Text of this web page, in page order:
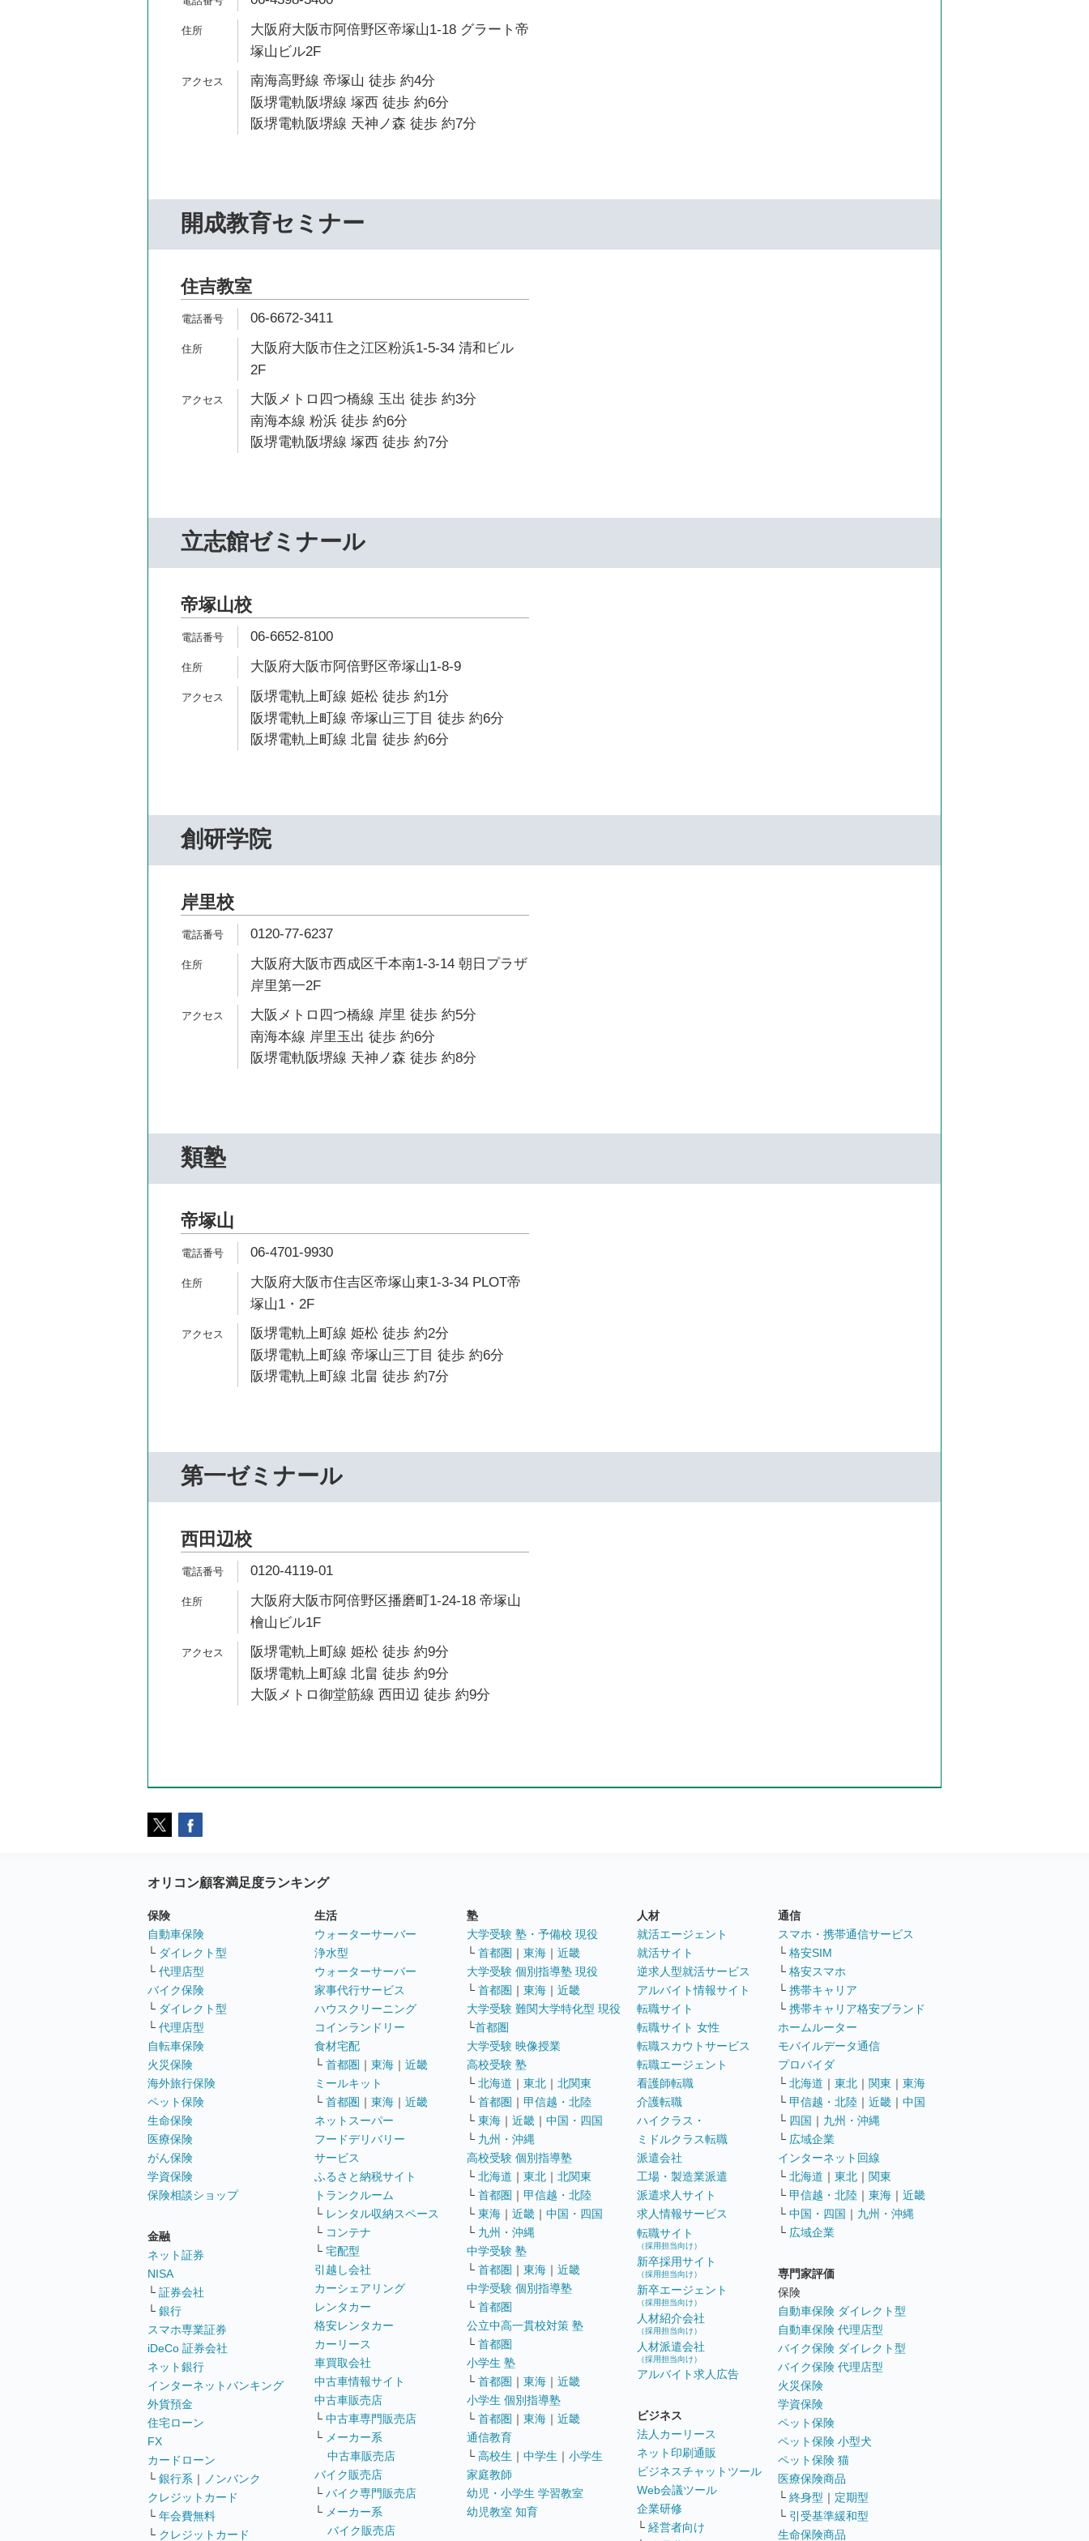
大阪府大阪市阿倍野区帝塚山1-18 グラート帝
塚山ビル2F
南海高野線 帝塚山 徒歩 約4分
阪堺電軌阪堺線 塚西 徒歩 約6分
阪堺電軌阪堺線 天神ノ森 徒歩 約7分
開成教育セミナー
住吉教室
06-6672-3411
大阪府大阪市住之江区粉浜1-5-34 清和ビル
2F
大阪メトロ四つ橋線 玉出 徒歩 約3分
南海本線 粉浜 徒歩 約6分
阪堺電軌阪堺線 塚西 徒歩 約7分
立志館ゼミナール
帝塚山校
06-6652-8100
大阪府大阪市阿倍野区帝塚山1-8-9
阪堺電軌上町線 姫松 徒歩 約1分
阪堺電軌上町線 帝塚山三丁目 徒歩 約6分
阪堺電軌上町線 北畠 徒歩 約6分
創研学院
岸里校
0120-77-6237
大阪府大阪市西成区千本南1-3-14 朝日プラザ
岸里第一2F
大阪メトロ四つ橋線 岸里 徒歩 約5分
南海本線 岸里玉出 徒歩 約6分
阪堺電軌阪堺線 天神ノ森 徒歩 約8分
類塾
帝塚山
06-4701-9930
大阪府大阪市住吉区帝塚山東1-3-34 PLOT帝
塚山1・2F
阪堺電軌上町線 姫松 徒歩 約2分
阪堺電軌上町線 帝塚山三丁目 徒歩 約6分
阪堺電軌上町線 北畠 徒歩 約7分
第一ゼミナール
西田辺校
0120-4119-01
大阪府大阪市阿倍野区播磨町1-24-18 帝塚山
檜山ビル1F
阪堺電軌上町線 姫松 徒歩 約9分
阪堺電軌上町線 北畠 徒歩 約9分
大阪メトロ御堂筋線 西田辺 徒歩 約9分
オリコン顧客満足度ランキング
保険
自動車保険
└ ダイレクト型
└ 代理店型
バイク保険
└ ダイレクト型
└ 代理店型
自転車保険
火災保険
海外旅行保険
ペット保険
生命保険
医療保険
がん保険
学資保険
保険相談ショップ
金融
ネット証券
NISA
└ 証券会社
└ 銀行
スマホ専業証券
iDeCo 証券会社
ネット銀行
インターネットバンキング
外貨預金
住宅ローン
FX
カードローン
└ 銀行系 ｜
ノンバンク
クレジットカード
└ 年会費無料
└ クレジットカード
生活
ウォーターサーバー
浄水型
ウォーターサーバー
家事代行サービス
ハウスクリーニング
コインランドリー
食材宅配
└ 首都圏 ｜ 東海 ｜ 近畿
ミールキット
└ 首都圏 ｜ 東海 ｜ 近畿
ネットスーパー
フードデリバリー
サービス
ふるさと納税サイト
トランクルーム
└ レンタル収納スペース
└ コンテナ
└ 宅配型
引越し会社
カーシェアリング
レンタカー
格安レンタカー
カーリース
車買取会社
中古車情報サイト
中古車販売店
└ 中古車専門販売店
└ メーカー系
中古車販売店
バイク販売店
└ バイク専門販売店
└ メーカー系
バイク販売店
塾
大学受験 塾・予備校 現役
└ 首都圏 ｜ 東海 ｜ 近畿
大学受験 個別指導塾 現役
└ 首都圏 ｜ 東海 ｜ 近畿
大学受験 難関大学特化型 現役
└首都圏
大学受験 映像授業
高校受験 塾
└ 北海道 ｜ 東北 ｜ 北関東
└ 首都圏 ｜ 甲信越・北陸
└ 東海 ｜ 近畿 ｜ 中国・四国
└ 九州・沖縄
高校受験 個別指導塾
└ 北海道 ｜ 東北 ｜ 北関東
└ 首都圏 ｜ 甲信越・北陸
└ 東海 ｜ 近畿 ｜ 中国・四国
└ 九州・沖縄
中学受験 塾
└ 首都圏 ｜ 東海 ｜ 近畿
中学受験 個別指導塾
└ 首都圏
公立中高一貫校対策 塾
└ 首都圏
小学生 塾
└ 首都圏 ｜ 東海 ｜ 近畿
小学生 個別指導塾
└ 首都圏 ｜ 東海 ｜ 近畿
通信教育
└ 高校生 ｜ 中学生 ｜ 小学生
家庭教師
幼児・小学生 学習教室
幼児教室 知育
人材
就活エージェント
就活サイト
逆求人型就活サービス
アルバイト情報サイト
転職サイト
転職サイト 女性
転職スカウトサービス
転職エージェント
看護師転職
介護転職
ハイクラス・
ミドルクラス転職
派遣会社
工場・製造業派遣
派遣求人サイト
求人情報サービス
転職サイト
（採用担当向け）
新卒採用サイト
（採用担当向け）
新卒エージェント
（採用担当向け）
人材紹介会社
（採用担当向け）
人材派遣会社
（採用担当向け）
アルバイト求人広告
ビジネス
法人カーリース
ネット印刷通販
ビジネスチャットツール
Web会議ツール
企業研修
└ 経営者向け
通信
スマホ・携帯通信サービス
└ 格安SIM
└ 格安スマホ
└ 携帯キャリア
└ 携帯キャリア格安ブランド
ホームルーター
モバイルデータ通信
プロバイダ
└ 北海道 ｜ 東北 ｜ 関東 ｜ 東海
└ 甲信越・北陸 ｜ 近畿 ｜ 中国
└ 四国 ｜ 九州・沖縄
└ 広域企業
インターネット回線
└ 北海道 ｜ 東北 ｜ 関東
└ 甲信越・北陸 ｜ 東海 ｜ 近畿
└ 中国・四国 ｜ 九州・沖縄
└ 広域企業
専門家評価
保険
自動車保険 ダイレクト型
自動車保険 代理店型
バイク保険 ダイレクト型
バイク保険 代理店型
火災保険
学資保険
ペット保険
ペット保険 小型犬
ペット保険 猫
医療保険商品
└ 終身型 ｜ 定期型
└ 引受基準緩和型
生命保険商品